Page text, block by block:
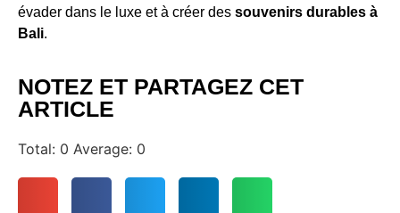
évader dans le luxe et à créer des souvenirs durables à
Bali.
NOTEZ ET PARTAGEZ CET
ARTICLE
Total: 0 Average: 0